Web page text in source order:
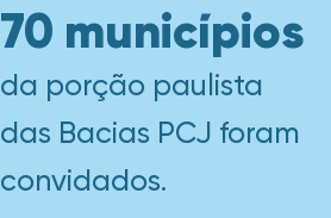
70 municípios
da porção paulista
das Bacias PCJ foram
convidados.